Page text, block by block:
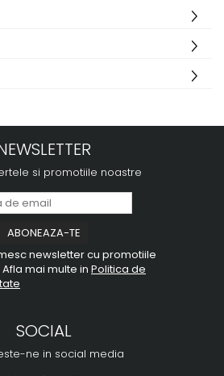
si promotiile noastre
newsletter cu promotiile
mai multe in Politica de
SOCIAL
ne in social media